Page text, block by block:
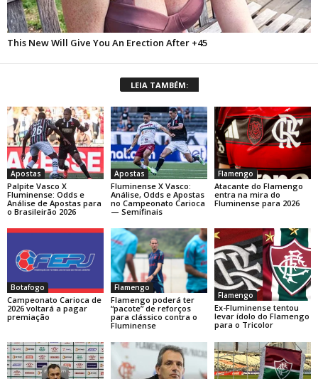
LEIA TAMBÉM:
Apostas
Palpite Vasco X
Fluminense: Odds e
Análise de Apostas para
o Brasileirão 2026
Apostas
Fluminense X Vasco:
Análise, Odds e Apostas
no Campeonato Carioca
— Semifinais
Flamengo
Atacante do Flamengo
entra na mira do
Fluminense para 2026
Botafogo
Campeonato Carioca de
2026 voltará a pagar
premiação
Flamengo
Flamengo poderá ter
“pacote” de reforços
para clássico contra o
Fluminense
Flamengo
Ex-Fluminense tentou
levar ídolo do Flamengo
para o Tricolor